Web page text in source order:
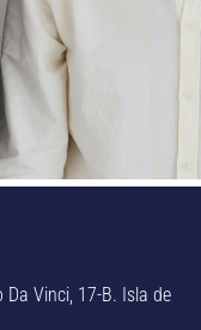
Vinci, 17-B. Isla de